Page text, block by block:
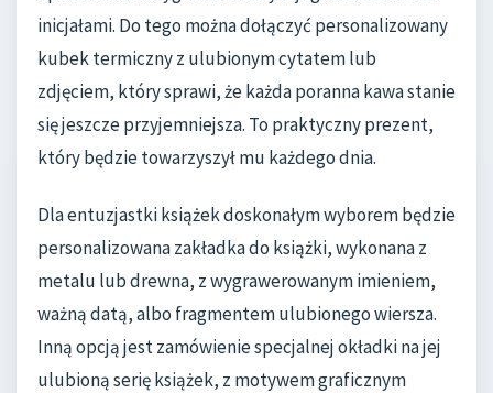
inicjałami. Do tego można dołączyć personalizowany
kubek termiczny z ulubionym cytatem lub
zdjęciem, który sprawi, że każda poranna kawa stanie
się jeszcze przyjemniejsza. To praktyczny prezent,
który będzie towarzyszył mu każdego dnia.
Dla entuzjastki książek doskonałym wyborem będzie
personalizowana zakładka do książki, wykonana z
metalu lub drewna, z wygrawerowanym imieniem,
ważną datą, albo fragmentem ulubionego wiersza.
Inną opcją jest zamówienie specjalnej okładki na jej
ulubioną serię książek, z motywem graficznym